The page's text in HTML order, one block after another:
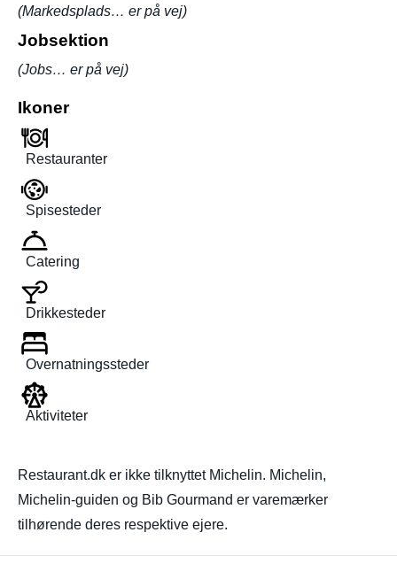
(Markedsplads… er på vej)
Jobsektion
(Jobs… er på vej)
Ikoner
Restauranter
Spisesteder
Catering
Drikkesteder
Overnatningssteder
Aktiviteter
Restaurant.dk er ikke tilknyttet Michelin. Michelin,
Michelin-guiden og Bib Gourmand er varemærker
tilhørende deres respektive ejere.